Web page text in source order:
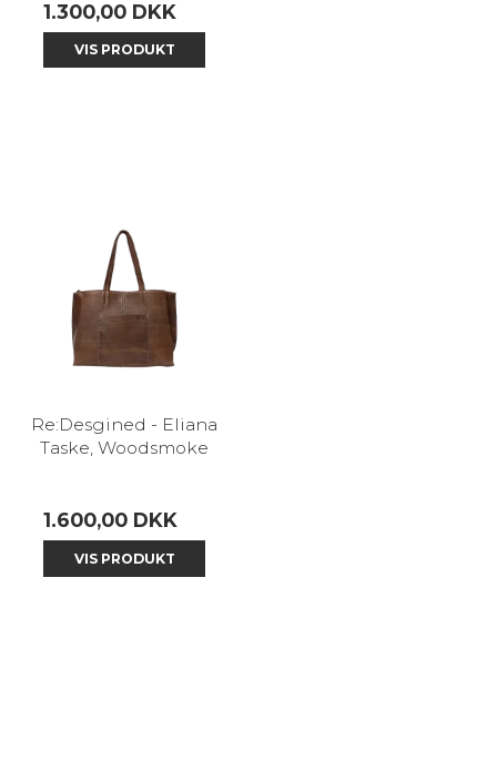
1.300,00 DKK
VIS PRODUKT
Re:Desgined - Eliana
Taske, Woodsmoke
1.600,00 DKK
VIS PRODUKT